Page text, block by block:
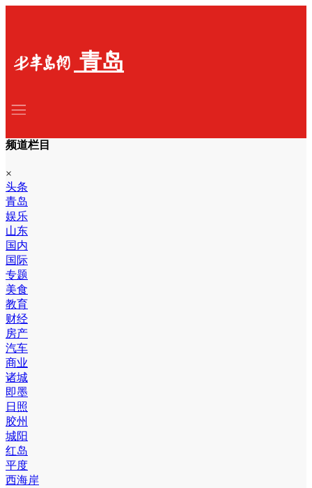
青岛
频道栏目
×
头条
青岛
娱乐
山东
国内
国际
专题
美食
教育
财经
房产
汽车
商业
诸城
即墨
日照
胶州
城阳
红岛
平度
西海岸